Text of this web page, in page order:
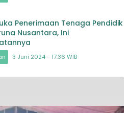
Penerimaan Tenaga Pendidik
Nusantara, Ini
3 Juni 2024 - 17:36 WIB